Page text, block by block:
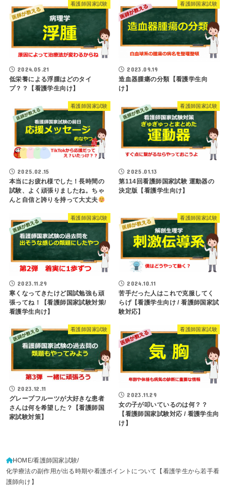
看護師国家試験
2024.05.21
低栄養による浮腫はどのタイ
プ？？【看護学生向け】
看護師国家試験
2023.09.19
造血器腫瘍の分類【看護学生向
け】
看護師国家試験
2025.02.15
本当にお疲れ様でした！長時間の
試験、よく頑張りましたね。ちゃ
んと自信と誇りを持って大丈夫
看護師国家試験
2025.01.13
第114回看護師国家試験 運動器の
決定版【看護学生向け】
看護師国家試験
2023.11.29
寒くなってきたけど国試勉強も頑
張ってね！【看護師国家試験対策/
看護学生向け】
看護師国家試験
2024.10.11
苦手だった人はこれで克服してく
らげ【看護学生向け / 看護師国家試
験対応】
看護師国家試験
2023.12.11
グレープフルーツが大好きな患者
さんは何を希望した？【看護師国
家試験対策】
看護師国家試験
2023.11.29
女の子が叩いているのは何？？
【看護師国家試験対応 / 看護学生向
け】
HOME 看護師国家試験
化学療法の副作用が出る時期や看護ポイントについて【看護学生から若手看
護師向け】